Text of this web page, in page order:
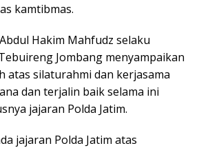
kamtibmas.
Hakim Mahfudz selaku
Jombang menyampaikan
atas silaturahmi dan kerjasama
dan terjalin baik selama ini
jajaran Polda Jatim.
jajaran Polda Jatim atas